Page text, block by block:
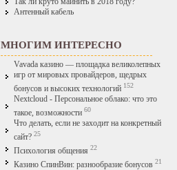
Антенный кабель
МНОГИМ ИНТЕРЕСНО
Vavada казино — площадка великолепных
игр от мировых провайдеров, щедрых
бонусов и высоких технологий 152
Nextcloud - Персональное облако: что это
такое, возможности 60
Что делать, если не заходит на конкретный
сайт? 25
Психология общения 22
Казино СпинВин: разнообразие бонусов 21